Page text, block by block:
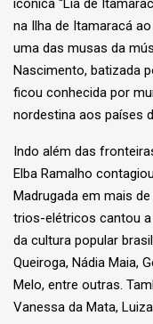
na Ilha de Itamaracá
uma das musas da
Nascimento, batizada
ficou conhecida por
nordestina aos países
Indo além das
Elba Ramalho
Madrugada em mais
trios-elétricos cantou
da cultura popular
Queiroga, Nádia Maia,
Melo, entre outras.
Vanessa da Mata,